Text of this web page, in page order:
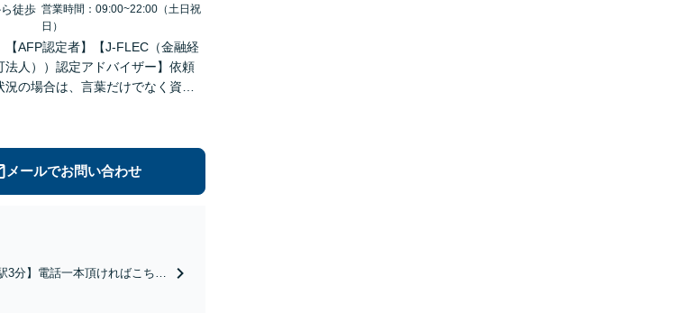
徒歩 営業時間：09:00~22:00（土日祝
日）
【AFP認定者】【J-FLEC（金融経
人））認定アドバイザー】依頼
の場合は、言葉だけでなく資料
メールでお問い合わせ
3分】電話一本頂ければこちら